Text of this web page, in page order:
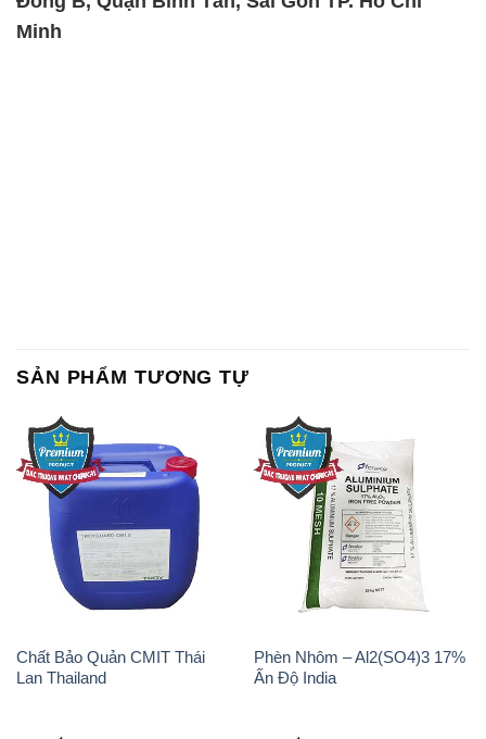
Chất Bảo Quản CMIT Thái
Lan Thailand
Phèn Nhôm – Al2(SO4)3 17%
Ấn Độ India